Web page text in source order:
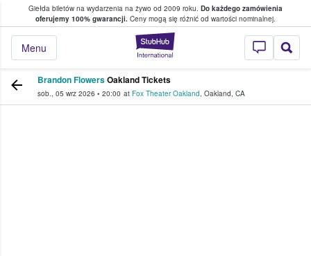
Giełda biletów na wydarzenia na żywo od 2009 roku. Do każdego zamówienia
oferujemy 100% gwarancji. Ceny mogą się różnić od wartości nominalnej.
StubHub —
Menu
w którym fani i kibice kupują i
Brandon FlowersOakland Tickets
sob., 05 wrz 2026 • 20:00 at Fox Theater Oakland, Oakland, CA